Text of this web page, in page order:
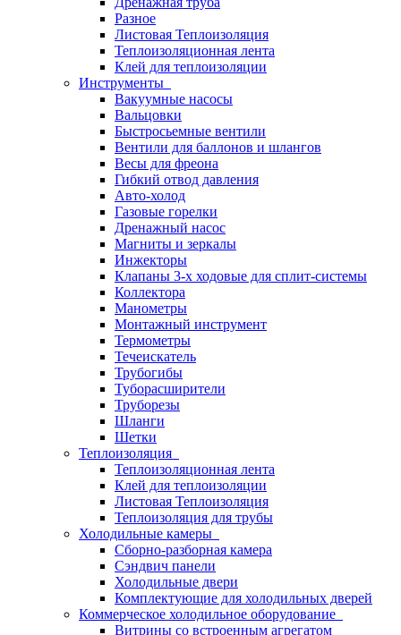
Разное
Листовая Теплоизоляция
Теплоизоляционная лента
Клей для теплоизоляции
Инструменты
Вакуумные насосы
Вальцовки
Быстросьемные вентили
Вентили для баллонов и шлангов
Весы для фреона
Гибкий отвод давления
Авто-холод
Газовые горелки
Дренажный насос
Магниты и зеркалы
Инжекторы
Клапаны 3-х ходовые для сплит-системы
Коллектора
Манометры
Монтажный инструмент
Термометры
Течеискатель
Трубогибы
Туборасширители
Труборезы
Шланги
Шетки
Теплоизоляция
Теплоизоляционная лента
Клей для теплоизоляции
Листовая Теплоизоляция
Теплоизоляция для трубы
Холодильные камеры
Сборно-разборная камера
Сэндвич панели
Холодильные двери
Комплектующие для холодильных дверей
Коммерческое холодильное оборудование
Витрины со встроенным агрегатом